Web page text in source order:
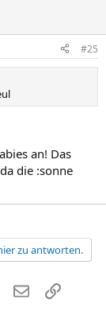
#25
an! Das
die :sonne
zu antworten.
WhatsApp
E-MailLink